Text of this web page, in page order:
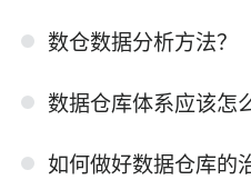
数仓数据分析方法？
数据仓库体系应该怎
如何做好数据仓库的